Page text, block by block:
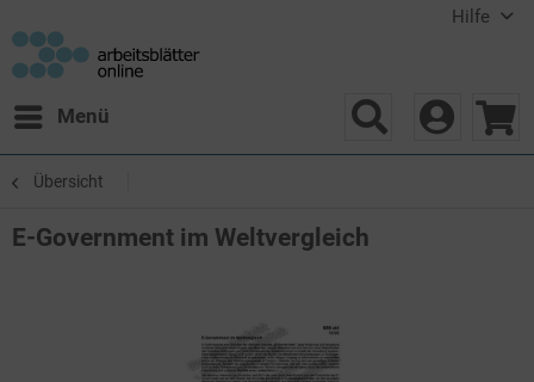
Hilfe
Menü
Übersicht
E-Government im Weltvergleich